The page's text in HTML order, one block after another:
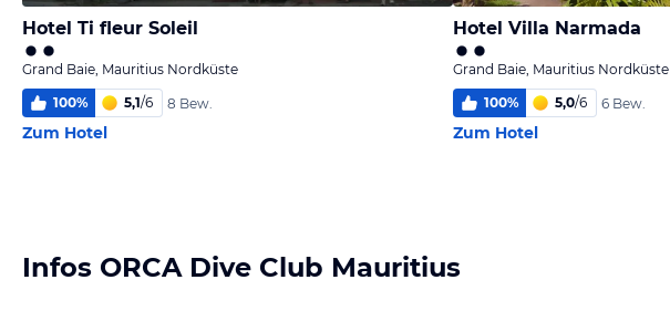
Hotel Ti fleur Soleil
Grand Baie, Mauritius Nordküste
100% 5,1/6 8 Bew.
Zum Hotel
Hotel Villa Narmada
Grand Baie, Mauritius Nordküste
100% 5,0/6 6 Bew.
Zum Hotel
Infos ORCA Dive Club Mauritius